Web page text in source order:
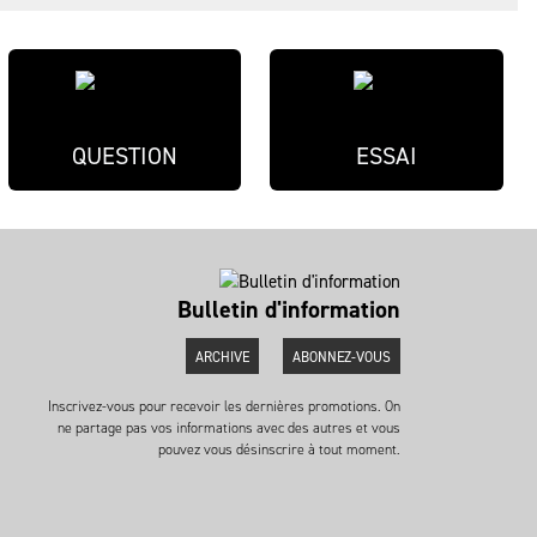
QUESTION ESSAI
Bulletin d'information
ARCHIVE ABONNEZ-VOUS
Inscrivez-vous pour recevoir les dernières promotions. On
ne partage pas vos informations avec des autres et vous
pouvez vous désinscrire à tout moment.